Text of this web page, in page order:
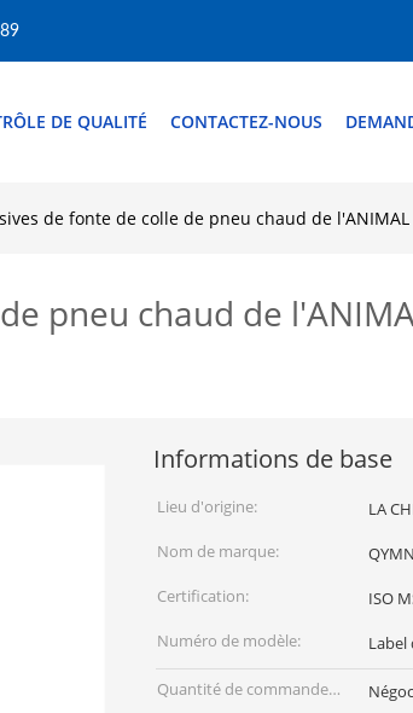
DE QUALITÉ CONTACTEZ-NOUS
de fonte de colle de pneu chaud de l'ANIMAL
pneu chaud de
Informations de base
Lieu d'origine:
LA
Nom de marque:
QYMN
Certification:
ISO
Numéro de modèle:
Label
Quantité de commande